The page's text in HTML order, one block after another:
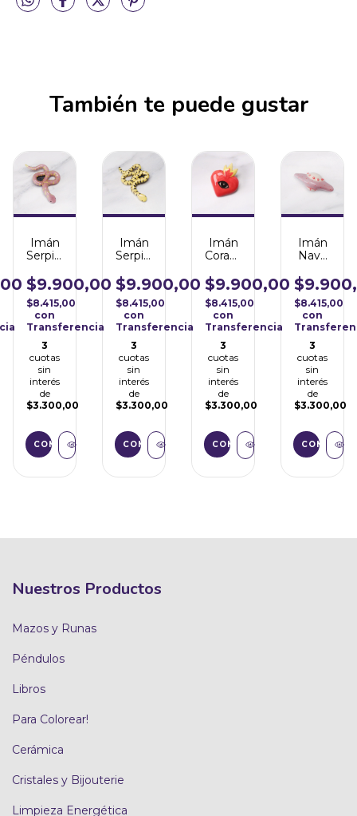
También te puede gustar
Imán
Serpiente
$9.900,00
$8.415,00
con
Transferencia
3
cuotas
sin
interés
de
$3.300,00
Imán
Serpiente
$9.900,00
$8.415,00
con
Transferencia
3
cuotas
sin
interés
de
$3.300,00
Imán
Corazón
Fuego
$9.900,00
$8.415,00
con
Transferencia
3
cuotas
sin
interés
de
$3.300,00
Imán
Nave
Lila
$8.415,00
con
3
cuotas
sin
interés
de
$3.300,00
Nuestros Productos
Mazos y Runas
Péndulos
Libros
Para Colorear!
Cerámica
Cristales y Bijouterie
Limpieza Energética